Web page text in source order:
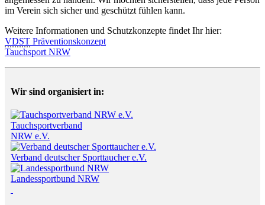
im Verein sich sicher und geschützt fühlen kann.
Weitere Informationen und Schutzkonzepte findet Ihr hier:
VDST Präventionskonzept
Tauchsport NRW
Wir sind organisiert in:
Tauchsportverband
NRW e.V.
Verband deutscher Sporttaucher e.V.
Landessportbund NRW